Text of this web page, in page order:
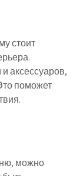
стоит
аксессуаров,
поможет
можно